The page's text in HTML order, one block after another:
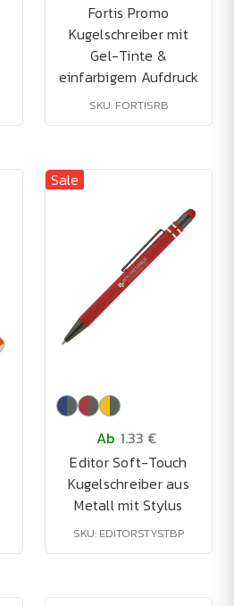
Fortis Promo
Kugelschreiber mit
Gel-Tinte &
einfarbigem Aufdruck
SKU: FORTISRB
Sale
Ab 1.33 €
Editor Soft-Touch
Kugelschreiber aus
Metall mit Stylus
SKU: EDITORSTYSTBP